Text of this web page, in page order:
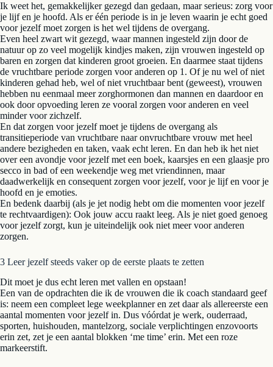
Ik weet het, gemakkelijker gezegd dan gedaan, maar serieus: zorg voor
je lijf en je hoofd. Als er één periode is in je leven waarin je echt goed
voor jezelf moet zorgen is het wel tijdens de overgang.
Even heel zwart wit gezegd, waar mannen ingesteld zijn door de
natuur op zo veel mogelijk kindjes maken, zijn vrouwen ingesteld op
baren en zorgen dat kinderen groot groeien. En daarmee staat tijdens
de vruchtbare periode zorgen voor anderen op 1. Of je nu wel of niet
kinderen gehad heb, wel of niet vruchtbaar bent (geweest), vrouwen
hebben nu eenmaal meer zorghormonen dan mannen en daardoor en
ook door opvoeding leren ze vooral zorgen voor anderen en veel
minder voor zichzelf.
En dat zorgen voor jezelf moet je tijdens de overgang als
transitieperiode van vruchtbare naar onvruchtbare vrouw met heel
andere bezigheden en taken, vaak echt leren. En dan heb ik het niet
over een avondje voor jezelf met een boek, kaarsjes en een glaasje pro
secco in bad of een weekendje weg met vriendinnen, maar
daadwerkelijk en consequent zorgen voor jezelf, voor je lijf en voor je
hoofd en je emoties.
En bedenk daarbij (als je jet nodig hebt om die momenten voor jezelf
te rechtvaardigen): Ook jouw accu raakt leeg. Als je niet goed genoeg
voor jezelf zorgt, kun je uiteindelijk ook niet meer voor anderen
zorgen.
3 Leer jezelf steeds vaker op de eerste plaats te zetten
Dit moet je dus echt leren met vallen en opstaan!
Een van de opdrachten die ik de vrouwen die ik coach standaard geef
is: neem een compleet lege weekplanner en zet daar als allereerste een
aantal momenten voor jezelf in. Dus vóórdat je werk, ouderraad,
sporten, huishouden, mantelzorg, sociale verplichtingen enzovoorts
erin zet, zet je een aantal blokken ‘me time’ erin. Met een roze
markeerstift.